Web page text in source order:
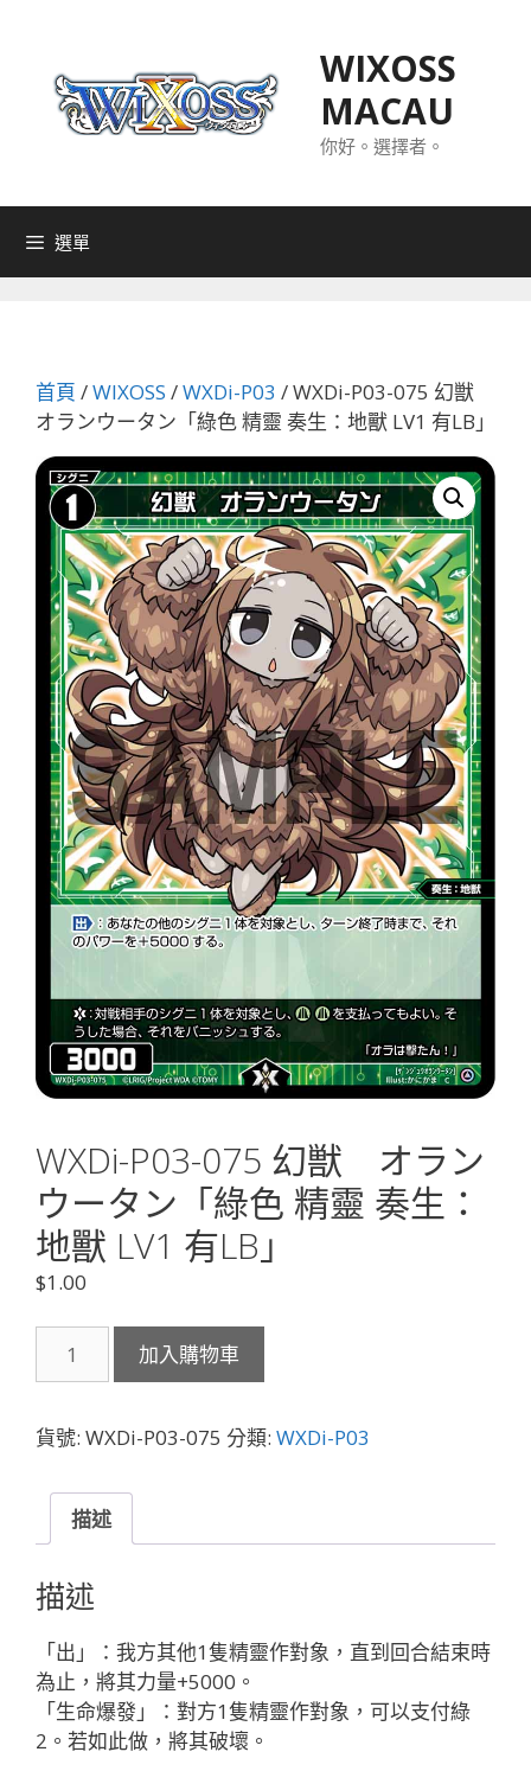
WIXOSS
MACAU
你好。選擇者。
選單
首頁 /WIXOSS /WXDi-P03 / WXDi-P03-075 幻獣
オランウータン「綠色 精靈 奏生：地獸 LV1 有LB」
WXDi-P03-075 幻獣 オラン
ウータン「綠色 精靈 奏生：
地獸 LV1 有LB」
$1.00
P03-
幻
オ
ン
ウ
ー
タ
ン
「綠
精
加入購物車
貨號: WXDi-P03-075 分類: WXDi-P03
描述
描述
「出」：我方其他1隻精靈作對象，直到回合結束時
為止，將其力量+5000。
「生命爆發」：對方1隻精靈作對象，可以支付綠
2。若如此做，將其破壞。